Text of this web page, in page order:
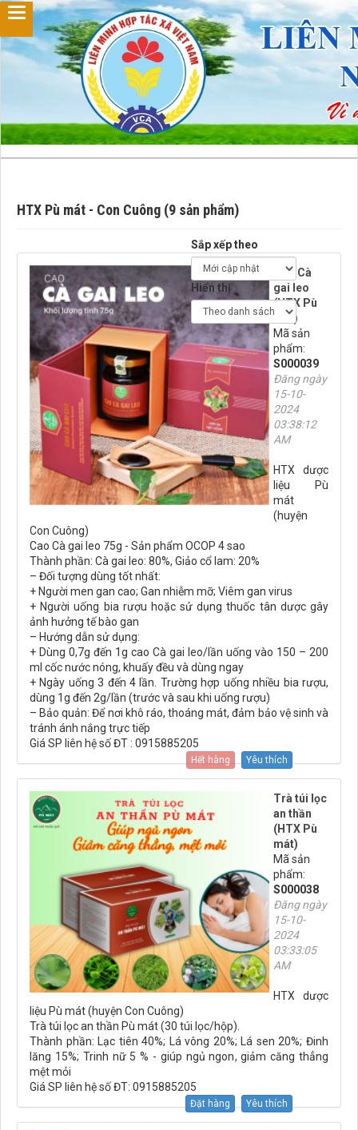
HTX Pù mát - Con Cuông (9 sản phẩm)
Sắp xếp theo
Hiển thị
Cao Cà
gai leo
(HTX Pù
mát)
Mã sản
phẩm:
S000039
Đăng ngày
15-10-
2024
03:38:12
AM
HTX dược
liệu Pù
mát
(huyện
Con Cuông)
Cao Cà gai leo 75g - Sản phẩm OCOP 4 sao
Thành phần: Cà gai leo: 80%, Giảo cổ lam: 20%
– Đối tượng dùng tốt nhất:
+ Người men gan cao; Gan nhiễm mỡ; Viêm gan virus
+ Người uống bia rượu hoặc sử dụng thuốc tân dược gây
ảnh hưởng tế bào gan
– Hướng dẫn sử dụng:
+ Dùng 0,7g đến 1g cao Cà gai leo/lần uống vào 150 – 200
ml cốc nước nóng, khuấy đều và dùng ngay
+ Ngày uống 3 đến 4 lần. Trường hợp uống nhiều bia rượu,
dùng 1g đến 2g/lần (trước và sau khi uống rượu)
– Bảo quản: Để nơi khô ráo, thoáng mát, đảm bảo vệ sinh và
tránh ánh nắng trực tiếp
Giá SP liên hệ số ĐT : 0915885205
Hết hàng Yêu thích
Trà túi lọc
an thần
(HTX Pù
mát)
Mã sản
phẩm:
S000038
Đăng ngày
15-10-
2024
03:33:05
AM
HTX dược
liệu Pù mát (huyện Con Cuông)
Trà túi lọc an thần Pù mát (30 túi lọc/hộp).
Thành phần: Lạc tiên 40%; Lá vông 20%; Lá sen 20%; Đinh
lăng 15%; Trinh nữ 5 % - giúp ngủ ngon, giảm căng thẳng
mệt mỏi
Giá SP liên hệ số ĐT: 0915885205
Đặt hàng Yêu thích